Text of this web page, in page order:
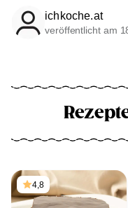
ichkoche.at
veröffentlicht am
4,8